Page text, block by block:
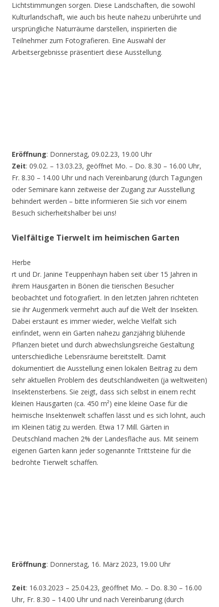
Lichtstimmungen sorgen. Diese Landschaften, die sowohl
Kulturlandschaft, wie auch bis heute nahezu unberührte und
ursprüngliche Naturräume darstellen, inspirierten die
Teilnehmer zum Fotografieren. Eine Auswahl der
Arbeitsergebnisse präsentiert diese Ausstellung.
Eröffnung: Donnerstag, 09.02.23, 19.00 Uhr
Zeit: 09.02. – 13.03.23, geöffnet Mo. – Do. 8.30 – 16.00 Uhr,
Fr. 8.30 – 14.00 Uhr und nach Vereinbarung (durch Tagungen
oder Seminare kann zeitweise der Zugang zur Ausstellung
behindert werden – bitte informieren Sie sich vor einem
Besuch sicherheitshalber bei uns!
Vielfältige Tierwelt im heimischen Garten
Herbe
rt und Dr. Janine Teuppenhayn haben seit über 15 Jahren in
ihrem Hausgarten in Bönen die tierischen Besucher
beobachtet und fotografiert. In den letzten Jahren richteten
sie ihr Augenmerk vermehrt auch auf die Welt der Insekten.
Dabei erstaunt es immer wieder, welche Vielfalt sich
einfindet, wenn ein Garten nahezu ganzjährig blühende
Pflanzen bietet und durch abwechslungsreiche Gestaltung
unterschiedliche Lebensräume bereitstellt. Damit
dokumentiert die Ausstellung einen lokalen Beitrag zu dem
sehr aktuellen Problem des deutschlandweiten (ja weltweiten)
Insektensterbens. Sie zeigt, dass sich selbst in einem recht
kleinen Hausgarten (ca. 450 m²) eine kleine Oase für die
heimische Insektenwelt schaffen lässt und es sich lohnt, auch
im Kleinen tätig zu werden. Etwa 17 Mill. Gärten in
Deutschland machen 2% der Landesfläche aus. Mit seinem
eigenen Garten kann jeder sogenannte Trittsteine für die
bedrohte Tierwelt schaffen.
Eröffnung: Donnerstag, 16. März 2023, 19.00 Uhr
Zeit: 16.03.2023 – 25.04.23, geöffnet Mo. – Do. 8.30 – 16.00
Uhr, Fr. 8.30 – 14.00 Uhr und nach Vereinbarung (durch